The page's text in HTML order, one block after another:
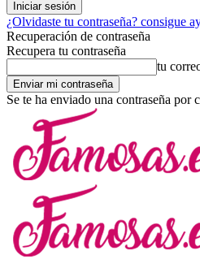
¿Olvidaste tu contraseña? consigue
Recuperación de contraseña
Recupera tu contraseña
tu
Se te ha enviado una contraseña por